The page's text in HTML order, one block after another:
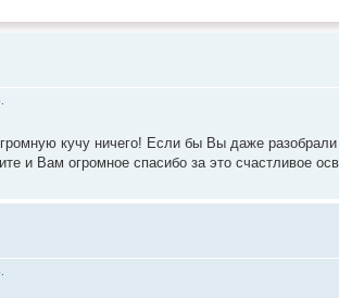
кучу ничего! Если бы Вы даже разобрали
и Вам огромное спасибо за это счастливое